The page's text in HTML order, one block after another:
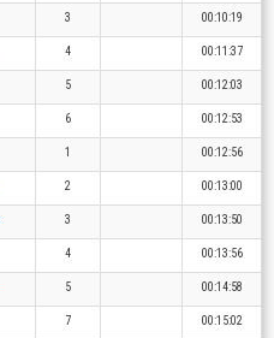
3 00:10:19
4 00:11:37
5 00:12:03
6 00:12:53
1 00:12:56
2 00:13:00
3 00:13:50
4 00:13:56
5 00:14:58
7 00:15:02